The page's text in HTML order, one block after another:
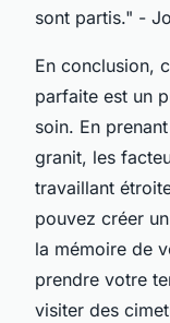
sont partis." -
En conclusion,
parfaite est un
soin. En
granit, les
travaillant
pouvez créer
la mémoire de
prendre votre
visiter des